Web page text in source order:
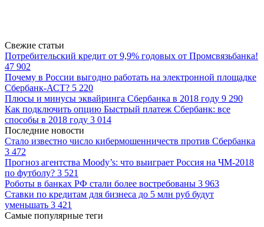
Свежие статьи
Потребительский кредит от 9,9% годовых от Промсвязьбанка!
47 902
Почему в России выгодно работать на электронной площадке
Сбербанк-АСТ? 5 220
Плюсы и минусы эквайринга Сбербанка в 2018 году 9 290
Как подключить опцию Быстрый платеж Сбербанк: все
способы в 2018 году 3 014
Последние новости
Стало известно число кибермошенничеств против Сбербанка
3 472
Прогноз агентства Moody’s: что выиграет Россия на ЧМ-2018
по футболу? 3 521
Роботы в банках РФ стали более востребованы 3 963
Ставки по кредитам для бизнеса до 5 млн руб будут
уменьшать 3 421
Самые популярные теги